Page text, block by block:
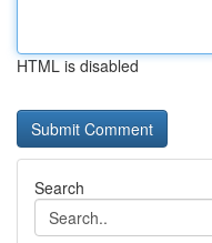
HTML is disabled
Search